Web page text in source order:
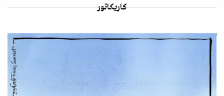
كاريكاتور